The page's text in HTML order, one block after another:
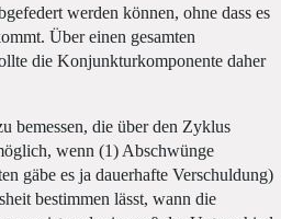
werden können, ohne dass es
Über einen gesamten
die Konjunkturkomponente daher
bemessen, die über den Zyklus
wenn (1) Abschwünge
gäbe es ja dauerhafte Verschuldung)
bestimmen lässt, wann die